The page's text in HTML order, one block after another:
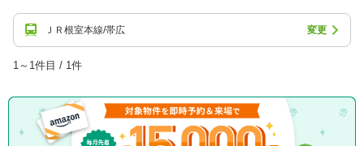
ＪＲ根室本線/帯広 変更
1～1件目 / 1件